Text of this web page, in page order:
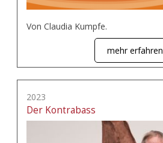
Von Claudia Kumpfe.
mehr erfahren
2023
Der Kontrabass